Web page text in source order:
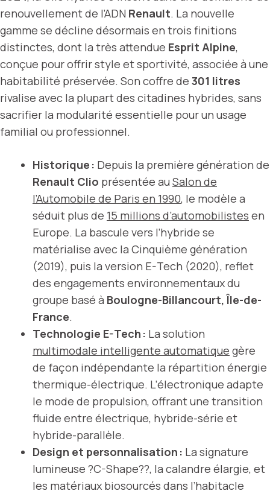
renouvellement de l’ADN Renault. La nouvelle
gamme se décline désormais en trois finitions
distinctes, dont la très attendue Esprit Alpine,
conçue pour offrir style et sportivité, associée à une
habitabilité préservée. Son coffre de 301 litres
rivalise avec la plupart des citadines hybrides, sans
sacrifier la modularité essentielle pour un usage
familial ou professionnel.
Historique : Depuis la première génération de
Renault Clio présentée au Salon de
l’Automobile de Paris en 1990, le modèle a
séduit plus de 15 millions d’automobilistes en
Europe. La bascule vers l’hybride se
matérialise avec la Cinquième génération
(2019), puis la version E-Tech (2020), reflet
des engagements environnementaux du
groupe basé à Boulogne-Billancourt, Île-de-
France.
Technologie E-Tech : La solution
multimodale intelligente automatique gère
de façon indépendante la répartition énergie
thermique-électrique. L’électronique adapte
le mode de propulsion, offrant une transition
fluide entre électrique, hybride-série et
hybride-parallèle.
Design et personnalisation : La signature
lumineuse ?C-Shape??, la calandre élargie, et
les matériaux biosourcés dans l’habitacle